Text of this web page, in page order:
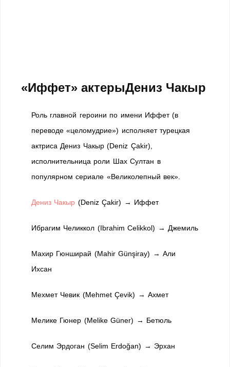
«Иффет» актерыДениз Чакыр
Роль главной героини по имени Иффет (в
переводе «целомудрие») исполняет турецкая
актриса Дениз Чакыр (Deniz Çakir),
исполнительница роли Шах Султан в
популярном сериале «Великолепный век».
Дениз Чакыр (Deniz Çakir) → Иффет
Ибрагим Челиккол (Ibrahim Celikkol) → Джемиль
Махир Гюнширай (Mahir Günşiray) → Али
Ихсан
Мехмет Чевик (Mehmet Çevik) → Ахмет
Мелике Гюнер (Melike Güner) → Бетюль
Селим Эрдоган (Selim Erdoğan) → Эрхан